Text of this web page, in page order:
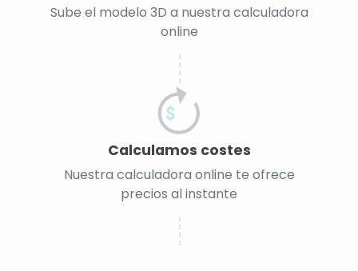
Sube el modelo 3D a nuestra calculadora
online
Calculamos costes
Nuestra calculadora online te ofrece
precios al instante